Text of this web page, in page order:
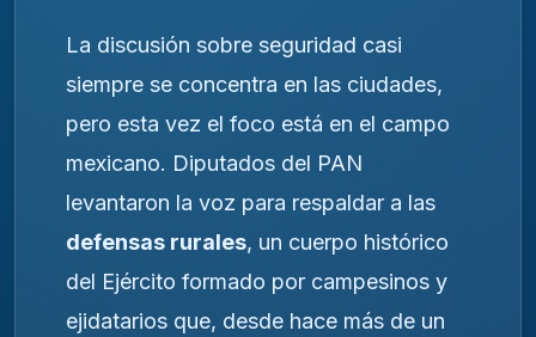
La discusión sobre seguridad casi
siempre se concentra en las ciudades,
pero esta vez el foco está en el campo
mexicano. Diputados del PAN
levantaron la voz para respaldar a las
defensas rurales, un cuerpo histórico
del Ejército formado por campesinos y
ejidatarios que, desde hace más de un